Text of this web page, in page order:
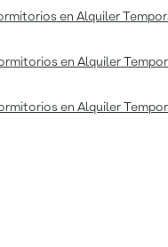
en Alquiler
en Alquiler
en Alquiler